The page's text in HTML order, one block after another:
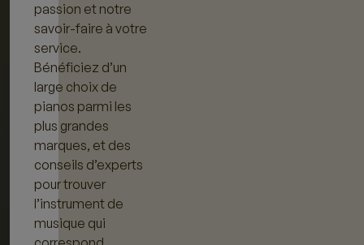
passion et notre
savoir-faire à votre
service.
Bénéficiez d’un
large choix de
pianos parmi les
plus grandes
marques, et des
conseils d’experts
pour trouver
l’instrument de
musique qui